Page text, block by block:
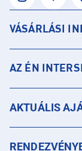
VÁSÁRLÁSI
AZ ÉN
AKTUÁLIS